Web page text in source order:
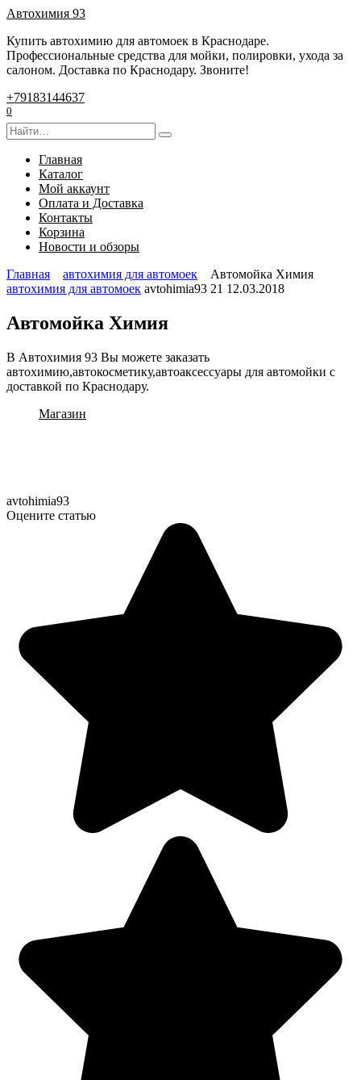
Перейти
содержанию
Автохимия 93
Купить автохимию для автомоек в Краснодаре.
Профессиональные средства для мойки, полировки, ухода за
салоном. Доставка по Краснодару. Звоните!
+79183144637
0
Search
for:
Главная
Каталог
Мой аккаунт
Оплата и Доставка
Контакты
Корзина
Новости и обзоры
Главная
автохимия для автомоек
Автомойка Химия
автохимия для автомоек avtohimia93 21 12.03.2018
Автомойка Химия
В Автохимия 93 Вы можете заказать
автохимию,автокосметику,автоаксессуары для автомойки с
доставкой по Краснодару.
Магазин
avtohimia93
Оцените статью